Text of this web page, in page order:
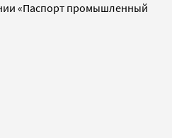
«Паспорт промышленный